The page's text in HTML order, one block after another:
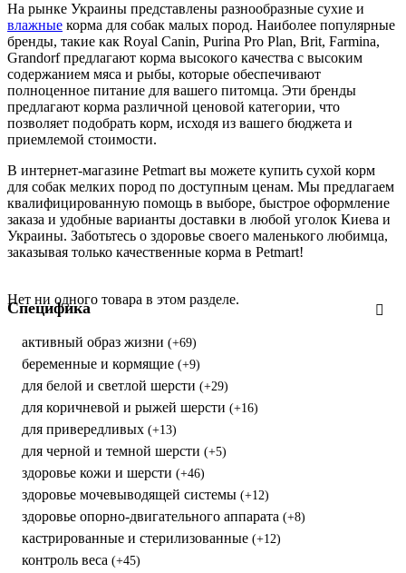
На рынке Украины представлены разнообразные сухие и
влажные корма для собак малых пород. Наиболее популярные
бренды, такие как Royal Canin, Purina Pro Plan, Brit, Farmina,
Grandorf предлагают корма высокого качества с высоким
содержанием мяса и рыбы, которые обеспечивают
полноценное питание для вашего питомца. Эти бренды
предлагают корма различной ценовой категории, что
позволяет подобрать корм, исходя из вашего бюджета и
приемлемой стоимости.
В интернет-магазине Petmart вы можете купить сухой корм
для собак мелких пород по доступным ценам. Мы предлагаем
квалифицированную помощь в выборе, быстрое оформление
заказа и удобные варианты доставки в любой уголок Киева и
Украины. Заботьтесь о здоровье своего маленького любимца,
заказывая только качественные корма в Petmart!
Нет ни одного товара в этом разделе.
Специфика
активный образ жизни (+69)
беременные и кормящие (+9)
для белой и светлой шерсти (+29)
для коричневой и рыжей шерсти (+16)
для привередливых (+13)
для черной и темной шерсти (+5)
здоровье кожи и шерсти (+46)
здоровье мочевыводящей системы (+12)
здоровье опорно-двигательного аппарата (+8)
кастрированные и стерилизованные (+12)
контроль веса (+45)